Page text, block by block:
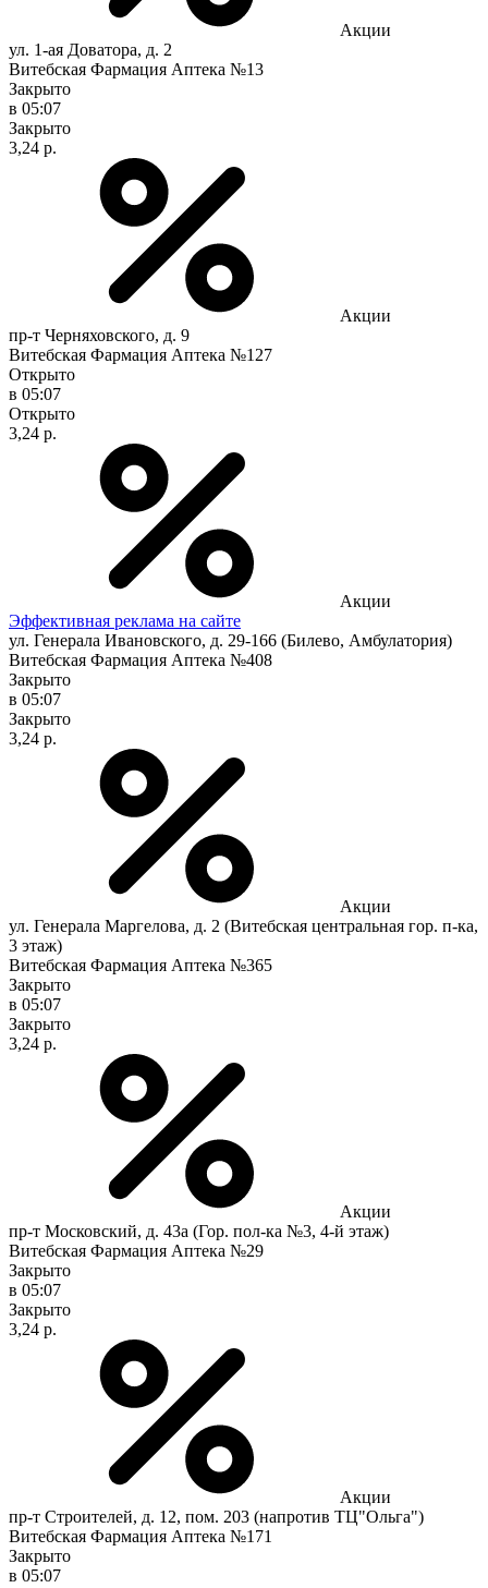
Акции
ул. 1-ая Доватора, д. 2
Витебская Фармация Аптека №13
Закрыто
в 05:07
Закрыто
3,24 р.
Акции
пр-т Черняховского, д. 9
Витебская Фармация Аптека №127
Открыто
в 05:07
Открыто
3,24 р.
Акции
Эффективная реклама на сайте
ул. Генерала Ивановского, д. 29-166 (Билево, Амбулатория)
Витебская Фармация Аптека №408
Закрыто
в 05:07
Закрыто
3,24 р.
Акции
ул. Генерала Маргелова, д. 2 (Витебская центральная гор. п-ка,
3 этаж)
Витебская Фармация Аптека №365
Закрыто
в 05:07
Закрыто
3,24 р.
Акции
пр-т Московский, д. 43а (Гор. пол-ка №3, 4-й этаж)
Витебская Фармация Аптека №29
Закрыто
в 05:07
Закрыто
3,24 р.
Акции
пр-т Строителей, д. 12, пом. 203 (напротив ТЦ"Ольга")
Витебская Фармация Аптека №171
Закрыто
в 05:07